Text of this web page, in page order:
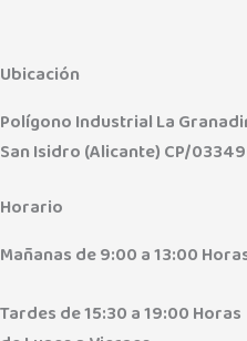
Ubicación
Polígono Industrial La
San Isidro (Alicante) CP/03349
Horario
Mañanas de 9:00 a 13:00
Tardes de 15:30 a 19:00 Horas